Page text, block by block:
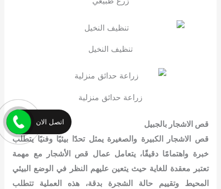
تنظيف النخيل
زراعة حدائق منزلية
قص الاشجار بالجبيل
قص الاشجار الكبيرة والصغيرة يمثل تحدًا بيئيًا وفنيًا يتطلب
خبرة واهتمامًا دقيقًا، يتعامل عمال قص الأشجار مع مهمة
تعتبر معقدة للغاية حيث يتعين عليهم النظر في الوضع البيئي
المحيط وتقييم حالة الشجرة بدقة، هذه العملية تتطلب
اتصل الان